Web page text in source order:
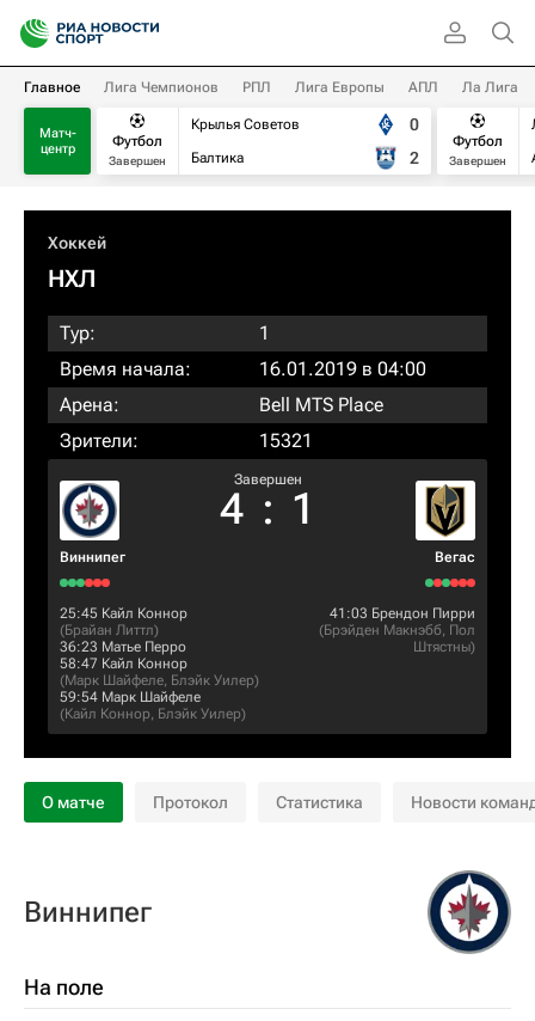
Главное Лига Чемпионов РПЛ Лига Европы АПЛ Ла Лига
Матч-
центр
Футбол
Завершен
Крылья Советов
Балтика
0
2
Футбол
Завершен
Хоккей
НХЛ
Тур:
1
Время начала:
16.01.2019 в 04:00
Арена:
Bell MTS Place
Зрители:
15321
Виннипег
Завершен
4 : 1
Вегас
25:45 Кайл Коннор
(Брайан Литтл)
36:23 Матье Перро
58:47 Кайл Коннор
(Марк Шайфеле, Блэйк Уилер)
59:54 Марк Шайфеле
(Кайл Коннор, Блэйк Уилер)
41:03 Брендон Пирри
(Брэйден Макнэбб, Пол
Штястны)
О матче Протокол Статистика Новости
Виннипег
На поле